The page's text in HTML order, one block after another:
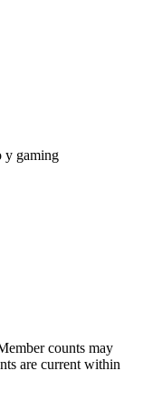
y gaming
counts may
are current within